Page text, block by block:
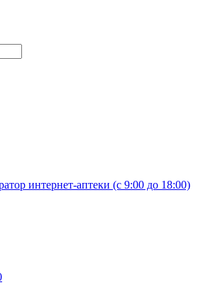
интернет-аптеки (с 9:00 до 18:00)